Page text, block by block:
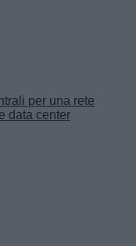
per una rete
data center